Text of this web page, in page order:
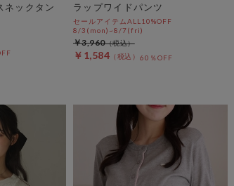
ネックタン
ラップワイドパンツ
セールアイテムALL10%OFF
8/3(mon)~8/7(fri)
￥1,584 60％OFF
￥3,960